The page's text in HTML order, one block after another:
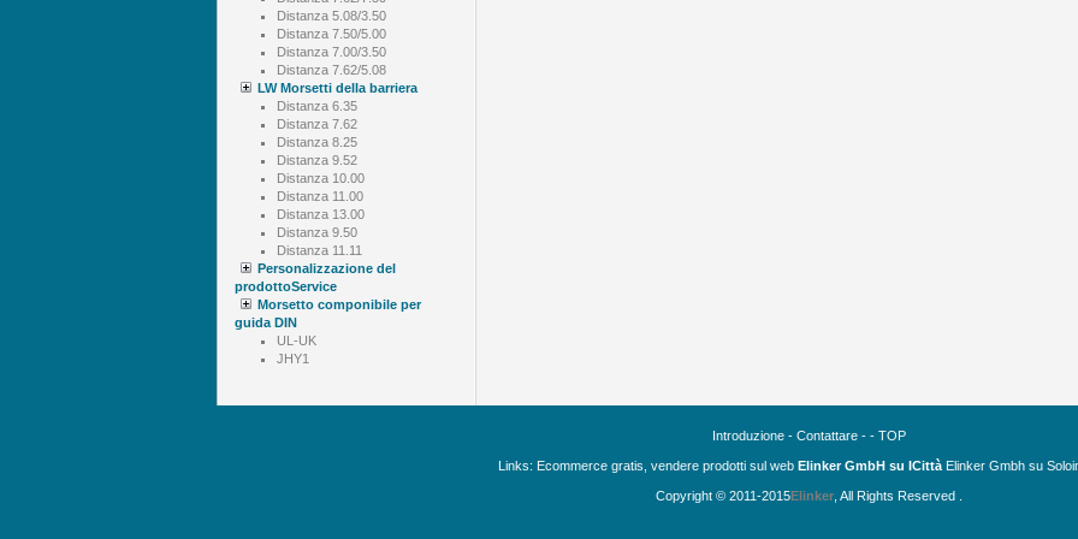
Distanza 5.08/3.50
Distanza 7.50/5.00
Distanza 7.00/3.50
Distanza 7.62/5.08
LW Morsetti della barriera
Distanza 6.35
Distanza 7.62
Distanza 8.25
Distanza 9.52
Distanza 10.00
Distanza 11.00
Distanza 13.00
Distanza 9.50
Distanza 11.11
Personalizzazione del
prodottoService
Morsetto componibile per
guida DIN
UL-UK
JHY1
Introduzione- Contattare- - TOP
Links: Ecommerce gratis, vendere prodotti sul web Elinker GmbH su ICittà Elinker Gmbh su
Copyright © 2011-2015Elinker, All Rights Reserved .